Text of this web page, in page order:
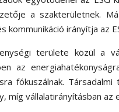
a szakterületnek.
kommunikáció irányítja
területe közül a
az
fókuszálnak.
míg vállalatirányításban az